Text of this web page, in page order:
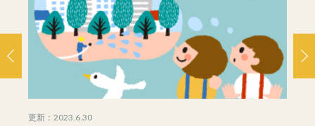
更新：2023.6.30